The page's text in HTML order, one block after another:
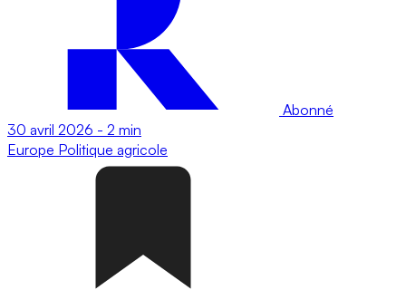
Abonné
30 avril 2026 - 2 min
Europe Politique agricole